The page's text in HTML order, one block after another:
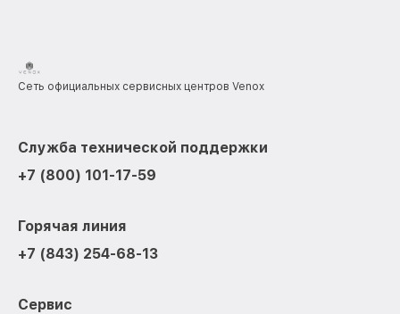
Сеть официальных сервисных центров Venox
Служба технической поддержки
+7 (800) 101-17-59
Горячая линия
+7 (843) 254-68-13
Сервис